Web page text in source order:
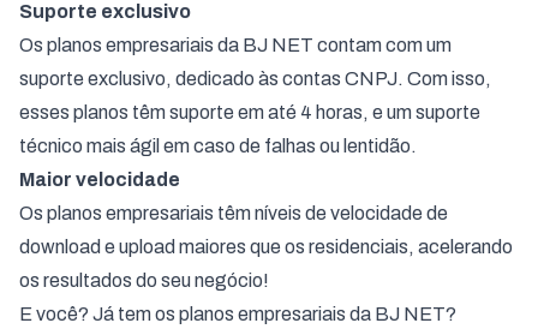
Suporte exclusivo
Os planos empresariais da BJ NET contam com um
suporte exclusivo, dedicado às contas CNPJ. Com isso,
esses planos têm suporte em até 4 horas, e um suporte
técnico mais ágil em caso de falhas ou lentidão.
Maior velocidade
Os planos empresariais têm níveis de velocidade de
download e upload maiores que os residenciais, acelerando
os resultados do seu negócio!
E você? Já tem os planos empresariais da BJ NET?